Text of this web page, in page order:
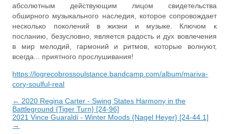
абсолютным действующим лицом свидетельства
обширного музыкального наследия, которое сопровождает
несколько поколений в жизни и музыке. Ключом к
посланию, безусловно, является радость и дух вовлечения
в мир мелодий, гармоний и ритмов, которые волнуют,
всегда... приятного прослушивания!
https://logrecobrossoulstance.bandcamp.com/album/mariva-
cory-soulful-real
← 2020 Regina Carter - Swing States Harmony in the
Battleground {Tiger Turn} [24-96]
2021 Vince Guaraldi - Winter Moods {Nagel Heyer} [24-44.1]
→